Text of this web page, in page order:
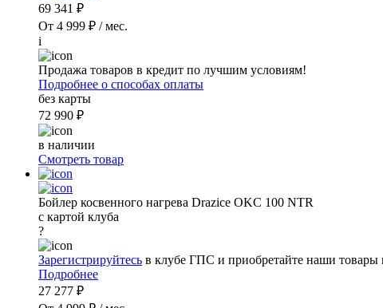
69 341 ₽
От 4 999 ₽ / мес.
i
Продажа товаров в кредит по лучшим условиям!
Подробнее о способах оплаты
без карты
72 990 ₽
в наличии
Смотреть товар
Бойлер косвенного нагрева Drazice OKC 100 NTR
с картой клуба
?
Зарегистрируйтесь в клубе ГПС и приобретайте наши товары
Подробнее
27 277 ₽